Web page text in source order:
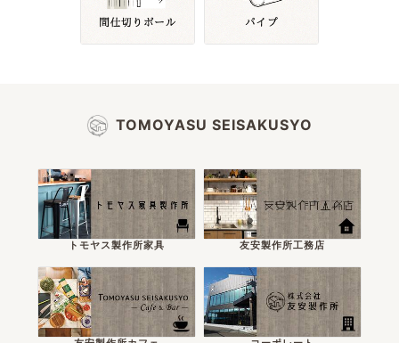
TOMOYASU SEISAKUSYO
トモヤス製作所家具 友安製作所工務店